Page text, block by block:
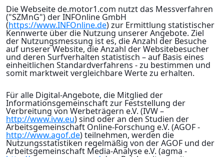
Die Webseite de.motor1.com nutzt das Messverfahren
("SZMnG") der INFOnline GmbH
(https://www.INFOnline.de) zur Ermittlung statistischer
Kennwerte über die Nutzung unserer Angebote. Ziel
der Nutzungsmessung ist es, die Anzahl der Besuche
auf unserer Website, die Anzahl der Websitebesucher
und deren Surfverhalten statistisch – auf Basis eines
einheitlichen Standardverfahrens - zu bestimmen und
somit marktweit vergleichbare Werte zu erhalten.
Für alle Digital-Angebote, die Mitglied der
Informationsgemeinschaft zur Feststellung der
Verbreitung von Werbeträgern e.V. (IVW –
http://www.ivw.eu) sind oder an den Studien der
Arbeitsgemeinschaft Online-Forschung e.V. (AGOF -
http://www.agof.de) teilnehmen, werden die
Nutzungsstatistiken regelmäßig von der AGOF und der
Arbeitsgemeinschaft Media-Analyse e.V. (agma -